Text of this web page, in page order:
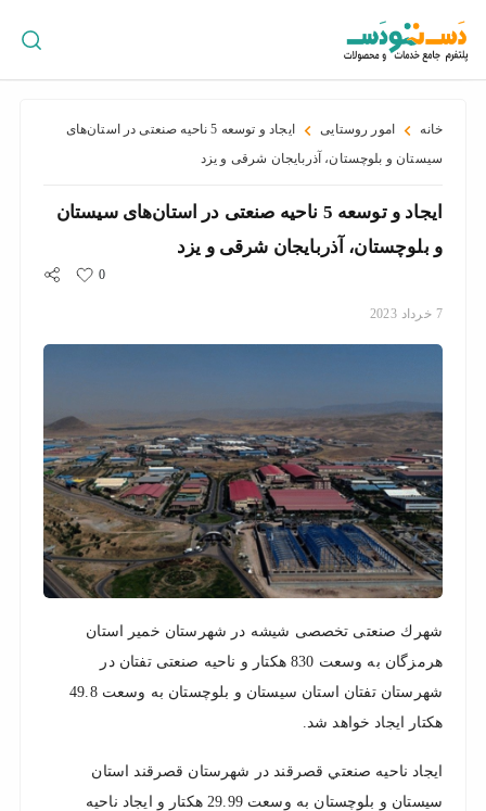
خانه امور روستایی
ايجاد و توسعه 5 ناحيه صنعتی در استان‌های
سيستان و بلوچستان، آذربايجان شرقی و يزد
ايجاد و توسعه 5 ناحيه صنعتی در استان‌های سيستان
و بلوچستان، آذربايجان شرقی و يزد
0
7 خرداد 2023
شهرك صنعتی تخصصی شيشه در شهرستان خمير استان
هرمزگان به وسعت 830 هكتار و ناحيه صنعتی تفتان در
شهرستان تفتان استان سيستان و بلوچستان به وسعت 49.8
هكتار ايجاد خواهد شد.
ايجاد ناحيه صنعتي قصرقند در شهرستان قصرقند استان
سيستان و بلوچستان به وسعت 29.99 هكتار و ايجاد ناحيه
ورود
پراکندگی
جغرافیایی
سازمان
نزدیک